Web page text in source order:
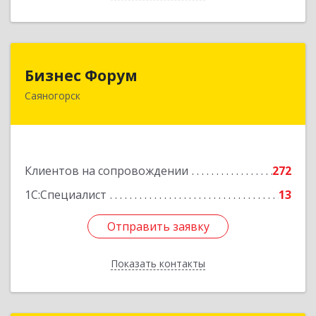
Бизнес Форум
Саяногорск
Клиентов на сопровождении
272
1С:Специалист
13
Отправить заявку
Показать контакты
655603, Хакасия Респ, Саяногорск г, Советский
Отправить заявку
Назад